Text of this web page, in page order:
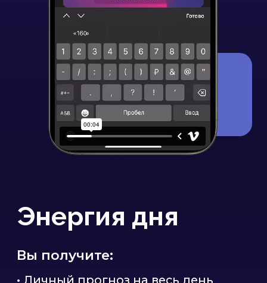
Алексей Капустин
трансформацией тела и сознания
человека на протяжении 12 лет.
В процессе своей работы Алексей
обнаружил взаимосвязи между датой
рождения и характером человека.
Свои знания
он передает на курсах KeyTo,
а также на занятиях
профессиональной Школы. Алексей
ведет популярный блог
во всех социальных сетях,
за которым следит уже более 1
миллиона подписчиков.